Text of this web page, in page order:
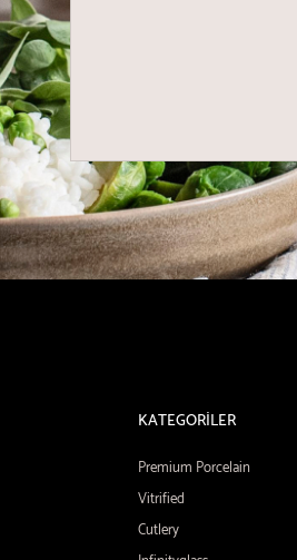
KATEGORİLER
Premium Porcelain
Vitrified
Cutlery